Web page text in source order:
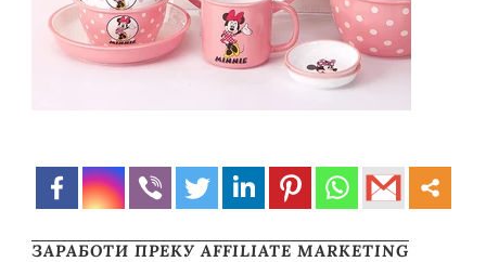
ЗАРАБОТИ ПРЕКУ AFFILIATE MARKETING